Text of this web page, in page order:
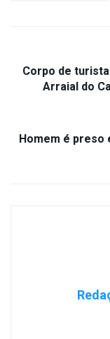
Corpo de
Arraial do
Homem é